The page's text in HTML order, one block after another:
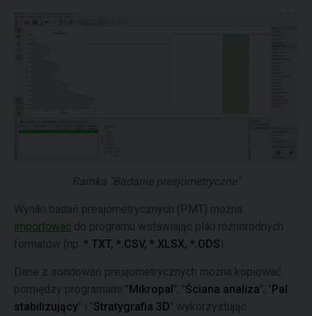
Ramka "Badanie presjometryczne"
Wyniki badań presjometrycznych (PMT) można
importować do programu wstawiając pliki różnorodnych
formatów (np. *.TXT, *.CSV, *.XLSX, *.ODS).
Dane z sondowań presjometrycznych można kopiować
pomiędzy programami " Mikropal ", "Ściana analiza", " Pal
stabilizujący" i "Stratygrafia 3D" wykorzystując